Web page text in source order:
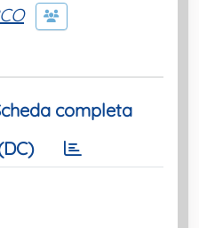
completa